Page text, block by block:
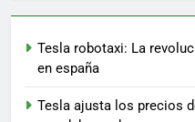
Tesla robotaxi: La
en españa
Tesla ajusta los precios